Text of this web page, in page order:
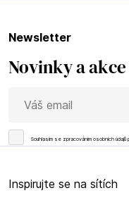
newsletter
Novinky a
Souhlasím se zpracováním osobních údajů
Inspirujte se na sítích